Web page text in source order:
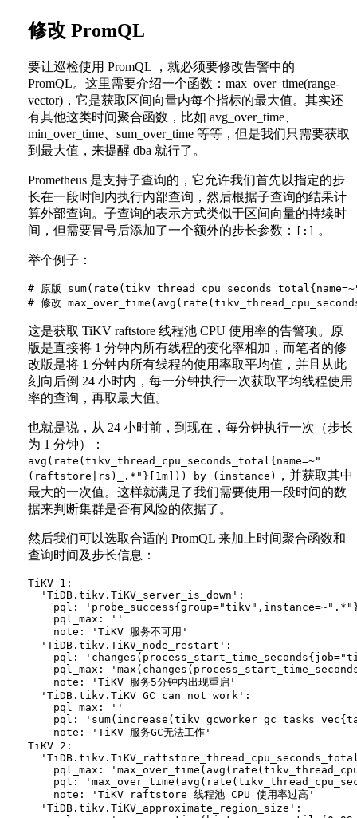
修改 PromQL
要让巡检使用 PromQL ，就必须要修改告警中的
PromQL。这里需要介绍一个函数：max_over_time(range-
vector)，它是获取区间向量内每个指标的最大值。其实还
有其他这类时间聚合函数，比如 avg_over_time、
min_over_time、sum_over_time 等等，但是我们只需要获取
到最大值，来提醒 dba 就行了。
Prometheus 是支持子查询的，它允许我们首先以指定的步
长在一段时间内执行内部查询，然后根据子查询的结果计
算外部查询。子查询的表示方式类似于区间向量的持续时
间，但需要冒号后添加了一个额外的步长参数：
[:] 。
举个例子：
# 原版
这是获取 TiKV raftstore 线程池 CPU 使用率的告警项。原
版是直接将 1 分钟内所有线程的变化率相加，而笔者的修
改版是将 1 分钟内所有线程的使用率取平均值，并且从此
刻向后倒 24 小时内，每一分钟执行一次获取平均线程使用
率的查询，再取最大值。
也就是说，从 24 小时前，到现在，每分钟执行一次（步长
为 1 分钟）：
avg(rate(tikv_thread_cpu_seconds_total{name=~"
(raftstore|rs)_.*"}[1m])) by (instance)
，并获取其中
最大的一次值。这样就满足了我们需要使用一段时间的数
据来判断集群是否有风险的依据了。
然后我们可以选取合适的 PromQL 来加上时间聚合函数和
查询时间及步长信息：
TiKV 1:
  'TiDB.tikv.TiKV_server_is_down':
pql:
    pql_max: ''
    note: 'TiKV 服务不可用'
  'TiDB.tikv.TiKV_node_restart':
pql:
pql_max:
    note: 'TiKV 服务5分钟内出现重启'
  'TiDB.tikv.TiKV_GC_can_not_work':
    pql_max: ''
pql:
    note: 'TiKV 服务GC无法工作'
TiKV 2:
pql_max:
pql:
    note: 'TiKV raftstore 线程池 CPU 使用率过高'
  'TiDB.tikv.TiKV_approximate_region_size':